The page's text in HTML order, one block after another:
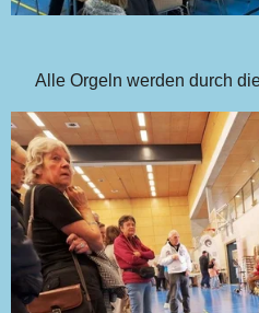
Alle Orgeln werden durch